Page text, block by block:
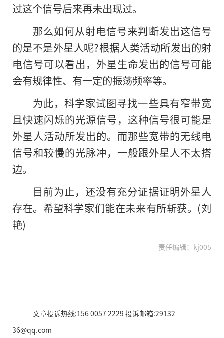
过这个信号后来再未出现过。
那么如何从射电信号来判断发出这信号
的是不是外星人呢?根据人类活动所发出的射
电信号可以看出，外星生命发出的信号可能
会有规律性、有一定的振荡频率等。
为此，科学家试图寻找一些具有窄带宽
且快速闪烁的光源信号，这种信号很可能是
外星人活动所发出的。而那些宽带的无线电
信号和较慢的光脉冲，一般跟外星人不太搭
边。
目前为止，还没有充分证据证明外星人
存在。希望科学家们能在未来有所斩获。(刘
艳)
责任编辑：kj005
文章投诉热线:156 0057 2229 投诉邮箱:29132
36@qq.com